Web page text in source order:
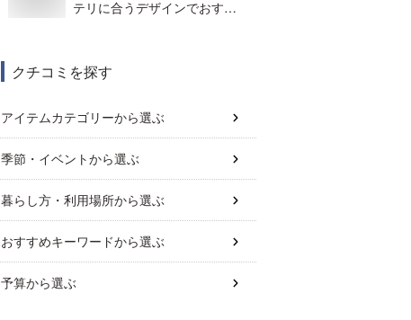
テリに合うデザインでおすす
クチコミを探す
アイテムカテゴリーから選ぶ
季節・イベントから選ぶ
暮らし方・利用場所から選ぶ
おすすめキーワードから選ぶ
予算から選ぶ